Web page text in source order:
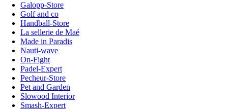
Galopp-Store
Golf and co
Handball-Store
La sellerie de Maé
Made in Paradis
Nauti-wave
On-Fight
Padel-Expert
Pecheur-Store
Pet and Garden
Slowood Interior
Smash-Expert